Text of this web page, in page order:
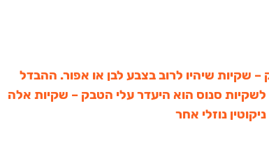
שקיות שיהיו לרוב בצבע לבן או אפור. ההבדל
לשקיות סנוס הוא היעדר עלי הטבק – שקיות אלה
נוזלי אחר